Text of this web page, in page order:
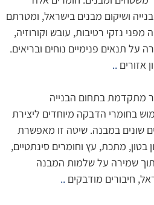
בנייה ושיקום מבנים בישראל, ומטרתם
נזקי רטיבות, עובש וקורוזיה,
על תנאים פנימיים נוחים ובריאים.
אזורים ..
מתקדמת בתחום הבנייה
בחומרי הדבקה מיוחדים ליצירת
שונים במבנה. שיטה זו מאפשרת
בטון, מתכת, עץ וחומרים סינתטיים,
תוך שמירה על שלמות המבנה
חיבורים מודבקים ..